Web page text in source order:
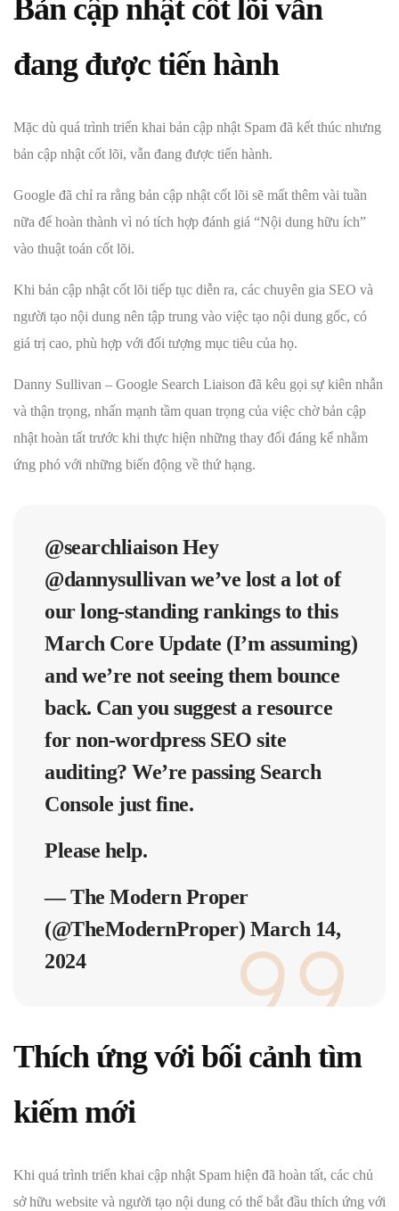
Bản cập nhật cốt lõi vẫn
đang được tiến hành
Mặc dù quá trình triển khai bản cập nhật Spam đã kết thúc nhưng
bản cập nhật cốt lõi, vẫn đang được tiến hành.
Google đã chỉ ra rằng bản cập nhật cốt lõi sẽ mất thêm vài tuần
nữa để hoàn thành vì nó tích hợp đánh giá “Nội dung hữu ích”
vào thuật toán cốt lõi.
Khi bản cập nhật cốt lõi tiếp tục diễn ra, các chuyên gia SEO và
người tạo nội dung nên tập trung vào việc tạo nội dung gốc, có
giá trị cao, phù hợp với đối tượng mục tiêu của họ.
Danny Sullivan – Google Search Liaison đã kêu gọi sự kiên nhẫn
và thận trọng, nhấn mạnh tầm quan trọng của việc chờ bản cập
nhật hoàn tất trước khi thực hiện những thay đổi đáng kể nhằm
ứng phó với những biến động về thứ hạng.
@searchliaison Hey
@dannysullivan we’ve lost a lot of
our long-standing rankings to this
March Core Update (I’m assuming)
and we’re not seeing them bounce
back. Can you suggest a resource
for non-wordpress SEO site
auditing? We’re passing Search
Console just fine.
Please help.
— The Modern Proper
(@TheModernProper) March 14,
2024
Thích ứng với bối cảnh tìm
kiếm mới
Khi quá trình triển khai cập nhật Spam hiện đã hoàn tất, các chủ
sở hữu website và người tạo nội dung có thể bắt đầu thích ứng với